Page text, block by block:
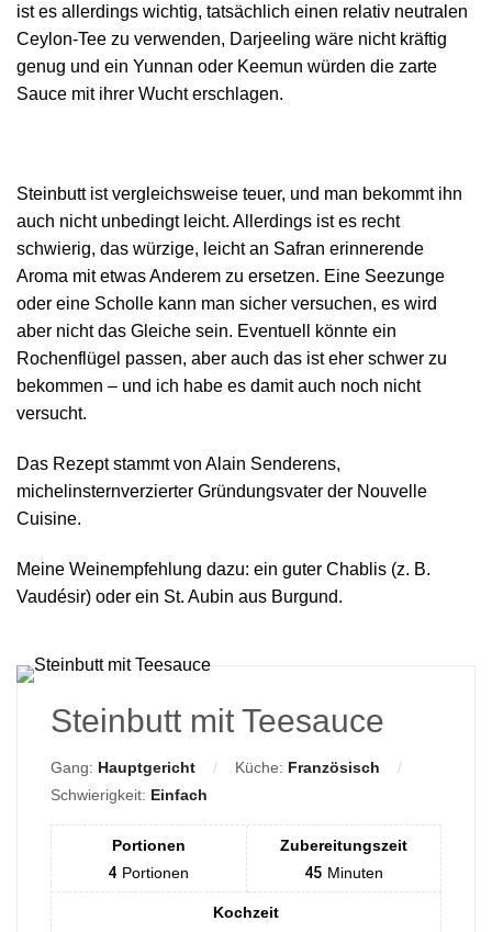
ist es allerdings wichtig, tatsächlich einen relativ neutralen
Ceylon-Tee zu verwenden, Darjeeling wäre nicht kräftig
genug und ein Yunnan oder Keemun würden die zarte
Sauce mit ihrer Wucht erschlagen.
Steinbutt ist vergleichsweise teuer, und man bekommt ihn
auch nicht unbedingt leicht. Allerdings ist es recht
schwierig, das würzige, leicht an Safran erinnerende
Aroma mit etwas Anderem zu ersetzen. Eine Seezunge
oder eine Scholle kann man sicher versuchen, es wird
aber nicht das Gleiche sein. Eventuell könnte ein
Rochenflügel passen, aber auch das ist eher schwer zu
bekommen – und ich habe es damit auch noch nicht
versucht.
Das Rezept stammt von Alain Senderens,
michelinsternverzierter Gründungsvater der Nouvelle
Cuisine.
Meine Weinempfehlung dazu: ein guter Chablis (z. B.
Vaudésir) oder ein St. Aubin aus Burgund.
Steinbutt mit Teesauce
Gang: Hauptgericht Küche: Französisch
Schwierigkeit: Einfach
Portionen
4 Portionen
Zubereitungszeit
45 Minuten
Kochzeit